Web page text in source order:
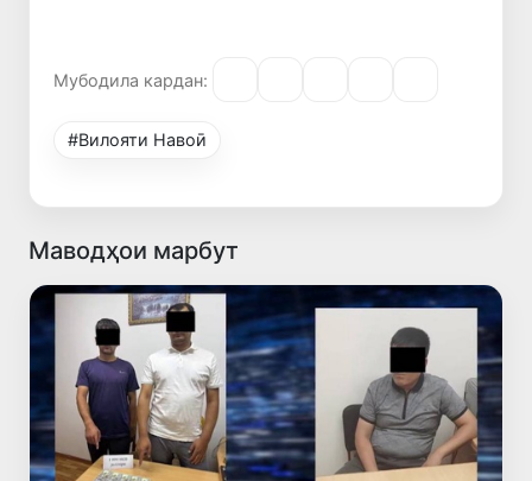
Мубодила кардан:
#Вилояти Навоӣ
Маводҳои марбут